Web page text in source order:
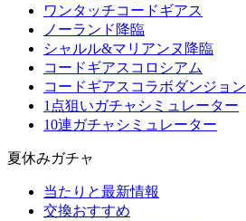
ワンタッチコードギアス
ノーランド降臨
シャルル&マリアンヌ降臨
コードギアスコロシアム
コードギアスコラボダンジョン
1点狙いガチャシミュレーター
10連ガチャシミュレーター
夏休みガチャ
当たりと最新情報
交換おすすめ